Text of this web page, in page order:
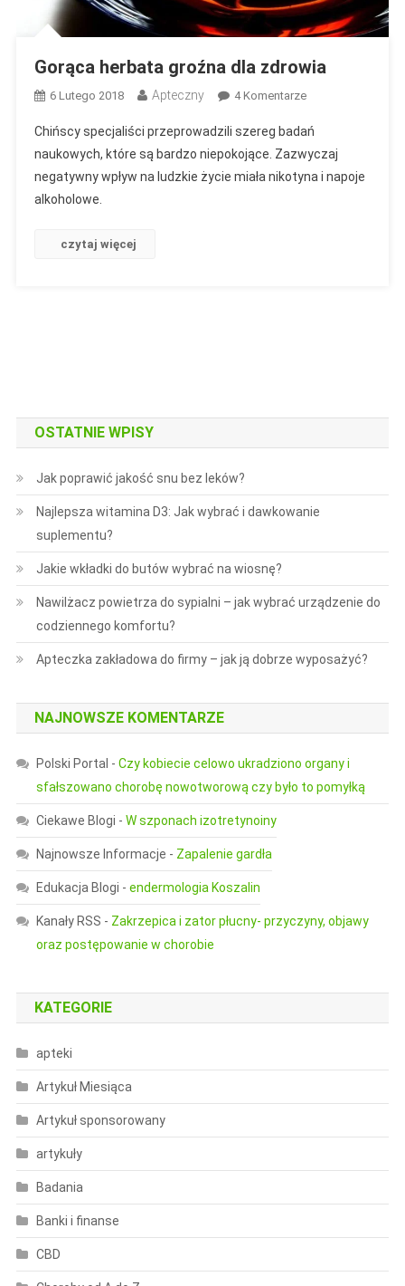
Gorąca herbata groźna dla zdrowia
6 Lutego 2018 Apteczny 4 KomentarzeDo
Herbata
Groźna
Dla
Chińscy specjaliści przeprowadzili szereg badań
naukowych, które są bardzo niepokojące. Zazwyczaj
negatywny wpływ na ludzkie życie miała nikotyna i napoje
alkoholowe.
czytaj więcej
OSTATNIE WPISY
Jak poprawić jakość snu bez leków?
Najlepsza witamina D3: Jak wybrać i dawkowanie
suplementu?
Jakie wkładki do butów wybrać na wiosnę?
Nawilżacz powietrza do sypialni – jak wybrać urządzenie do
codziennego komfortu?
Apteczka zakładowa do firmy – jak ją dobrze wyposażyć?
NAJNOWSZE KOMENTARZE
Polski Portal - Czy kobiecie celowo ukradziono organy i
sfałszowano chorobę nowotworową czy było to pomyłką
Ciekawe Blogi - W szponach izotretynoiny
Najnowsze Informacje - Zapalenie gardła
Edukacja Blogi - endermologia Koszalin
Kanały RSS - Zakrzepica i zator płucny- przyczyny, objawy
oraz postępowanie w chorobie
KATEGORIE
apteki
Artykuł Miesiąca
Artykuł sponsorowany
artykuły
Badania
Banki i finanse
CBD